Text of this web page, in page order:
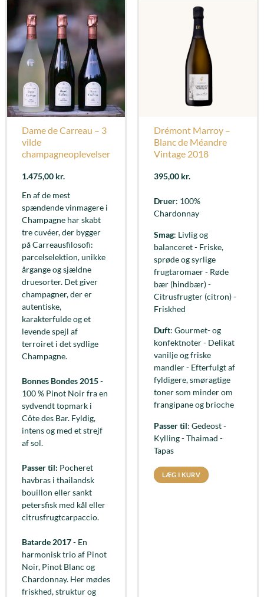
Dame de Carreau – 3
vilde
champagneoplevelser
1.475,00 kr.
En af de mest
spændende vinmagere i
Champagne har skabt
tre cuvéer, der bygger
på Carreausfilosofi:
parcelselektion, unikke
årgange og sjældne
druesorter. Det giver
champagner, der er
autentiske,
karakterfulde og et
levende spejl af
terroiret i det sydlige
Champagne.
Bonnes Bondes 2015-
100 % Pinot Noir fra en
sydvendt topmark i
Côte des Bar. Fyldig,
intens og med et strejf
af sol.
Passer til: Pocheret
havbras i thailandsk
bouillon eller sankt
petersfisk med kål eller
citrusfrugtcarpaccio.
Batarde 2017- En
harmonisk trio af Pinot
Noir, Pinot Blanc og
Chardonnay. Her mødes
friskhed, struktur og
Drémont Marroy –
Blanc de Méandre
Vintage 2018
395,00 kr.
Druer: 100%
Chardonnay
Smag: Livlig og
balanceret - Friske,
sprøde og syrlige
frugtaromaer - Røde
bær (hindbær) -
Citrusfrugter (citron) -
Friskhed
Duft: Gourmet- og
konfektnoter - Delikat
vanilje og friske
mandler - Efterfulgt af
fyldigere, smøragtige
toner som minder om
frangipane og brioche
Passer til: Gedeost -
Kylling - Thaimad -
Tapas
LÆG I KURV